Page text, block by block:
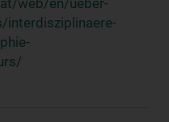
web/en/ueber-
interdisziplinaere-